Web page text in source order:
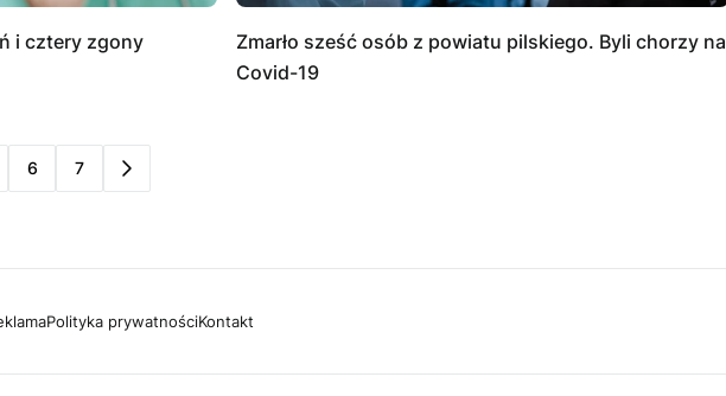
i cztery zgony
Zmarło sześć osób z powiatu pilskiego. Byli chorzy na
Covid-19
6 7
Polityka prywatnościKontakt